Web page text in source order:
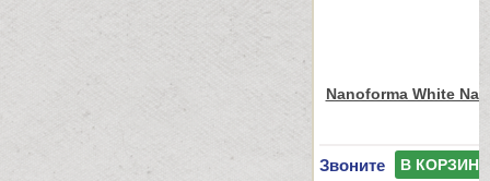
Nanoforma White
Звоните В КОРЗИНУ